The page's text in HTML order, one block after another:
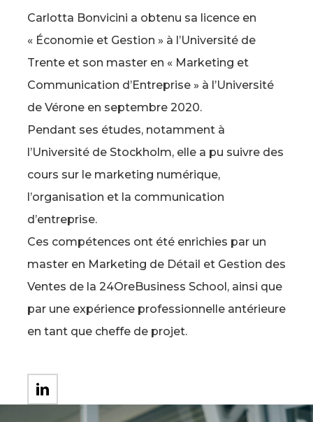
Carlotta Bonvicini a obtenu sa licence en
« Économie et Gestion » à l’Université de
Trente et son master en « Marketing et
Communication d’Entreprise » à l’Université
de Vérone en septembre 2020.
Pendant ses études, notamment à
l’Université de Stockholm, elle a pu suivre des
cours sur le marketing numérique,
l’organisation et la communication
d’entreprise.
Ces compétences ont été enrichies par un
master en Marketing de Détail et Gestion des
Ventes de la 24OreBusiness School, ainsi que
par une expérience professionnelle antérieure
en tant que cheffe de projet.